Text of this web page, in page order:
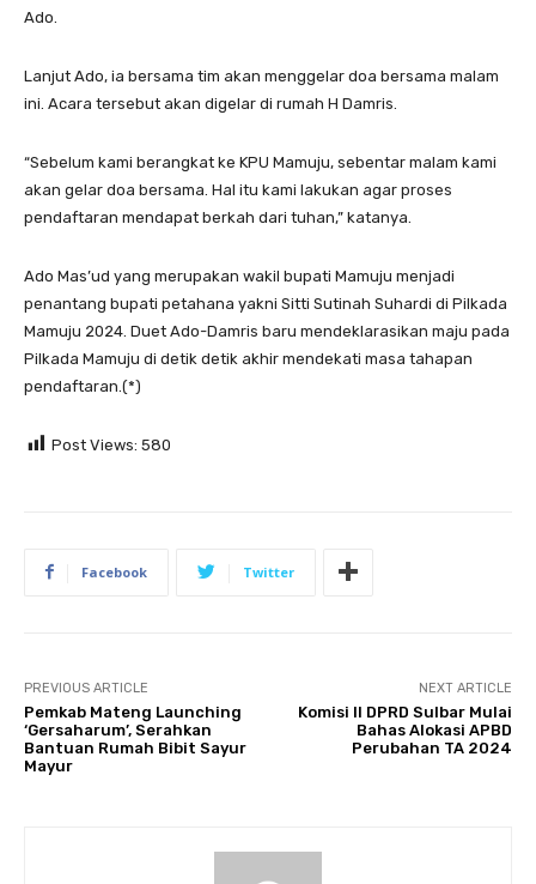
Ado.
Lanjut Ado, ia bersama tim akan menggelar doa bersama malam
ini. Acara tersebut akan digelar di rumah H Damris.
“Sebelum kami berangkat ke KPU Mamuju, sebentar malam kami
akan gelar doa bersama. Hal itu kami lakukan agar proses
pendaftaran mendapat berkah dari tuhan,” katanya.
Ado Mas’ud yang merupakan wakil bupati Mamuju menjadi
penantang bupati petahana yakni Sitti Sutinah Suhardi di Pilkada
Mamuju 2024. Duet Ado-Damris baru mendeklarasikan maju pada
Pilkada Mamuju di detik detik akhir mendekati masa tahapan
pendaftaran.(*)
Post Views: 580
Facebook Twitter
PREVIOUS ARTICLE
Pemkab Mateng Launching
‘Gersaharum’, Serahkan
Bantuan Rumah Bibit Sayur
Mayur
NEXT ARTICLE
Komisi II DPRD Sulbar Mulai
Bahas Alokasi APBD
Perubahan TA 2024